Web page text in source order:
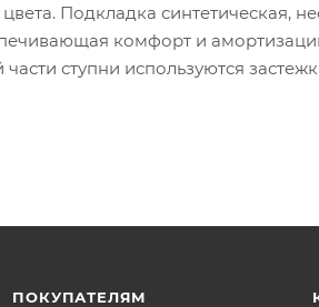
Подкладка синтетическая,
комфорт и
ступни используются
ПОКУПАТЕЛЯМ